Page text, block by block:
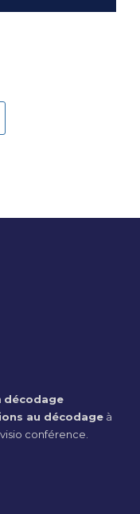
décodage
au décodage à
conférence.